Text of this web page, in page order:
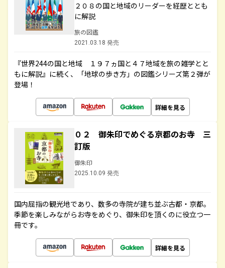
２０８の国と地域のリーダーを経歴ととも
に解説
旅の図鑑
2021.03.18 発売
『世界244の国と地域 １９７ヵ国と４７地域を旅の雑学とと
もに解説』に続く、「地球の歩き方」の図鑑シリーズ第２弾が
登場！
詳細を見る
０２ 御朱印でめぐる京都のお寺 三
訂版
御朱印
2025.10.09 発売
国内屈指の観光地であり、数多の寺院が建ち並ぶ古都・京都。
季節を楽しみながらお寺をめぐり、御朱印を頂くのに役立つ一
冊です。
詳細を見る